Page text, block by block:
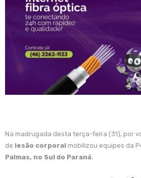
Na madrugada desta terça-feira (31), por
de lesão corporal mobilizou equipes da
Palmas, no Sul do Paraná.